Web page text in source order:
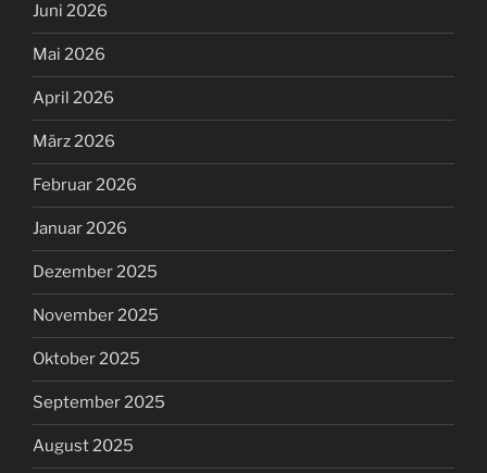
Juni 2026
Mai 2026
April 2026
März 2026
Februar 2026
Januar 2026
Dezember 2025
November 2025
Oktober 2025
September 2025
August 2025